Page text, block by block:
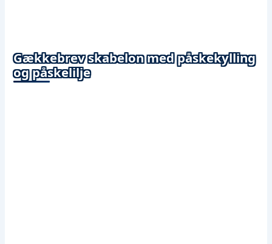
Gækkebrev skabelon med påskekylling
og påskelilje